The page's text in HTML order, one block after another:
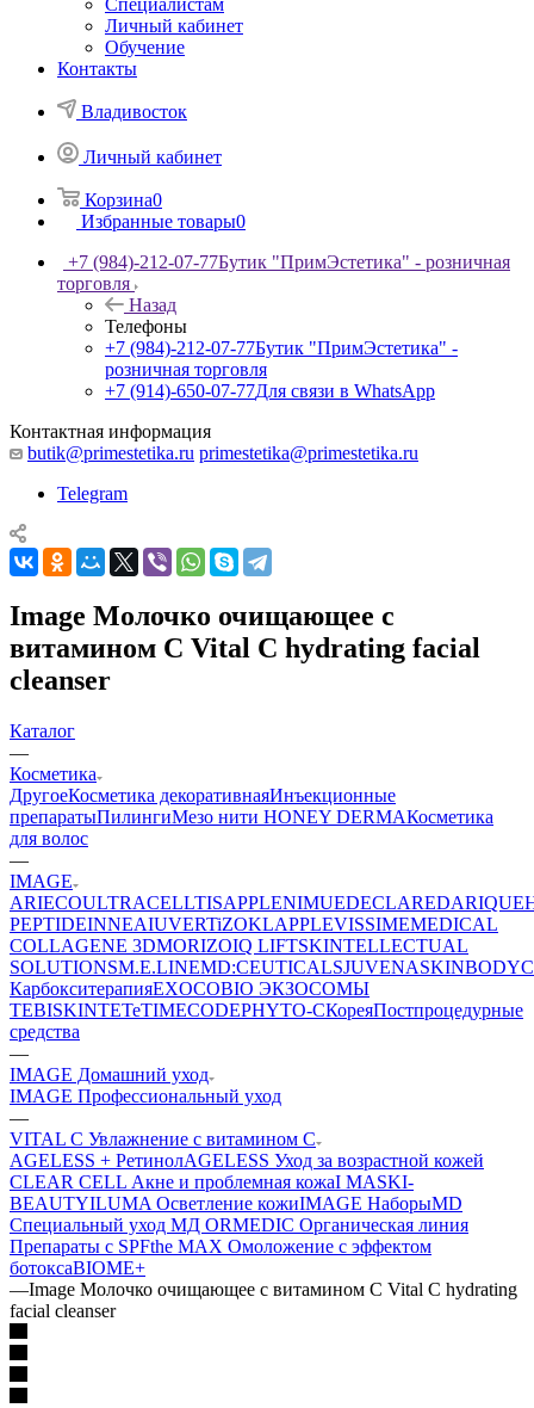
Специалистам
Личный кабинет
Обучение
Контакты
Владивосток
Личный кабинет
Корзина0
Избранные товары0
+7 (984)-212-07-77Бутик "ПримЭстетика" - розничная
торговля
Назад
Телефоны
+7 (984)-212-07-77Бутик "ПримЭстетика" -
розничная торговля
+7 (914)-650-07-77Для связи в WhatsApp
Контактная информация
butik@primestetika.ru primestetika@primestetika.ru
Telegram
Image Молочко очищающее с
витамином С Vital C hydrating facial
cleanser
Каталог
—
Косметика
ДругоеКосметика декоративнаяИнъекционные
препаратыПилингиМезо нити HONEY DERMAКосметика
для волос
—
IMAGE
ARIECOULTRACELLTISAPPLENIMUEDECLAREDARIQUE
PEPTIDEINNEAIUVERTiZOKLAPPLEVISSIMEMEDICAL
COLLAGENE 3DMORIZOIQ LIFTSKINTELLECTUAL
SOLUTIONSM.E.LINEMD:CEUTICALSJUVENASKINBODY
КарбокситерапияEXOCOBIO ЭКЗОСОМЫ
TEBISKINTETeTIMECODEPHYTO-CКореяПостпроцедурные
средства
—
IMAGE Домашний уход
IMAGE Профессиональный уход
—
VITAL C Увлажнение с витамином С
AGELESS + РетинолAGELESS Уход за возрастной кожей
CLEAR CELL Акне и проблемная кожаI MASKI-
BEAUTYILUMA Осветление кожиIMAGE НаборыMD
Специальный уход МД ORMEDIC Органическая линия
Препараты с SPFthe MAX Омоложение с эффектом
ботоксаBIOME+
—Image Молочко очищающее с витамином С Vital C hydrating
facial cleanser